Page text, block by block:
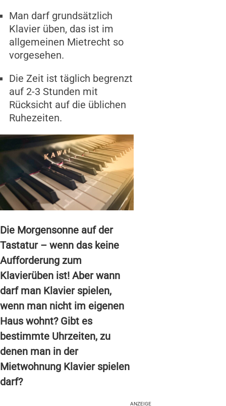
Man darf grundsätzlich
Klavier üben, das ist im
allgemeinen Mietrecht so
vorgesehen.
Die Zeit ist täglich begrenzt
auf 2-3 Stunden mit
Rücksicht auf die üblichen
Ruhezeiten.
Die Morgensonne auf der
Tastatur – wenn das keine
Aufforderung zum
Klavierüben ist! Aber wann
darf man Klavier spielen,
wenn man nicht im eigenen
Haus wohnt? Gibt es
bestimmte Uhrzeiten, zu
denen man in der
Mietwohnung Klavier spielen
darf?
ANZEIGE